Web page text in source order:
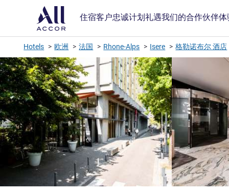
住宿客户忠诚计划礼遇我们的合作伙伴体
Hotels 欧洲 法国 Rhone-Alps Isere 格勒诺布尔 酒店